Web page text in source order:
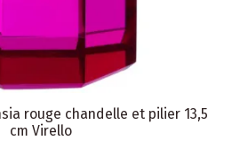
rouge chandelle et pilier 13,5
cm Virello